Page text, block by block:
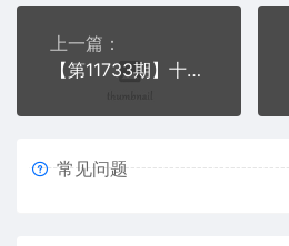
上一篇：
【第11733期】十月AI数字人引流术，最新免费工具可一键生成，轻松日引300+创业粉
常见问题